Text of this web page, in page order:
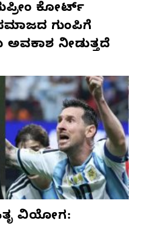
ಕೋರ್ಟ್
ಗುಂಪಿಗೆ
ನೀಡುತ್ತದೆ
ವಿಯೋಗ: